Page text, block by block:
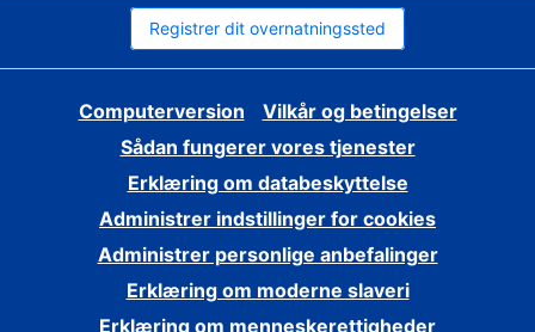
Registrer dit overnatningssted
Computerversion
Vilkår og betingelser
Sådan fungerer vores tjenester
Erklæring om databeskyttelse
Administrer indstillinger for cookies
Administrer personlige anbefalinger
Erklæring om moderne slaveri
Erklæring om menneskerettigheder